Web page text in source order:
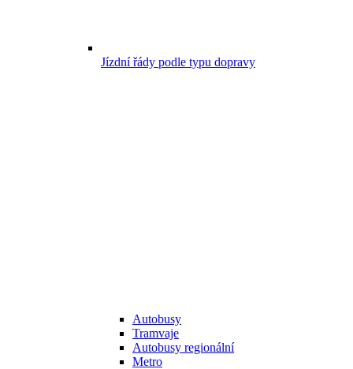
Jízdní řády podle typu dopravy
Autobusy
Tramvaje
Autobusy regionální
Metro